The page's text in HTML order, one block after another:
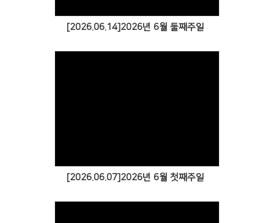
[2026.06.14]2026년 6월 둘째주일
[2026.06.07]2026년 6월 첫째주일